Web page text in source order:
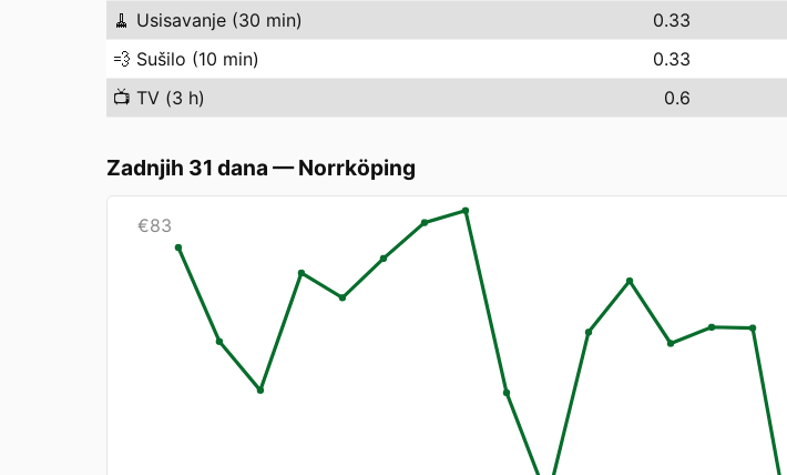
🧹 Usisavanje (30 min) 0.33
💨 Sušilo (10 min) 0.33
📺 TV (3 h) 0.6
Zadnjih 31 dana —Norrköping
€83